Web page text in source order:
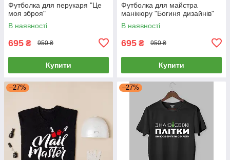
Футболка для перукаря "Це
моя зброя"
В наявності
695 ₴ 950 ₴
Купити
Футболка для майстра
манікюру "Богиня дизайнів"
В наявності
695 ₴ 950 ₴
Купити
–27% –27%